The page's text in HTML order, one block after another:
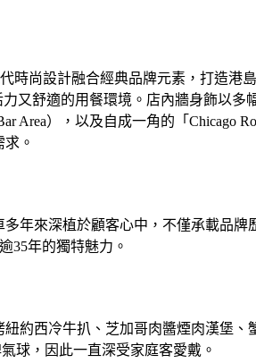
時尚設計融合經典品牌元素，打造港
又舒適的用餐環境。店內牆身飾以多
Area），以及自成一角的「Chicago
。
年來深植於顧客心中，不僅承載品牌
35年的獨特魅力。
約西冷牛扒、芝加哥肉醬煙肉漢堡
球，因此一直深受家庭客愛戴。